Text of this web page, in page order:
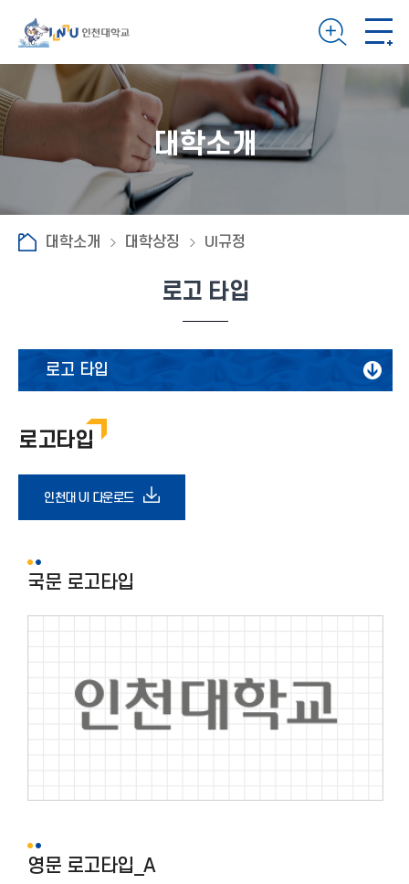
대학소개
대학소개 대학상징 UI규정
로고 타입
로고 타입
슬로건
엠블럼
로고타입
인천대 UI 다운로드다
아
이
국문 로고타입
영문 로고타입_A